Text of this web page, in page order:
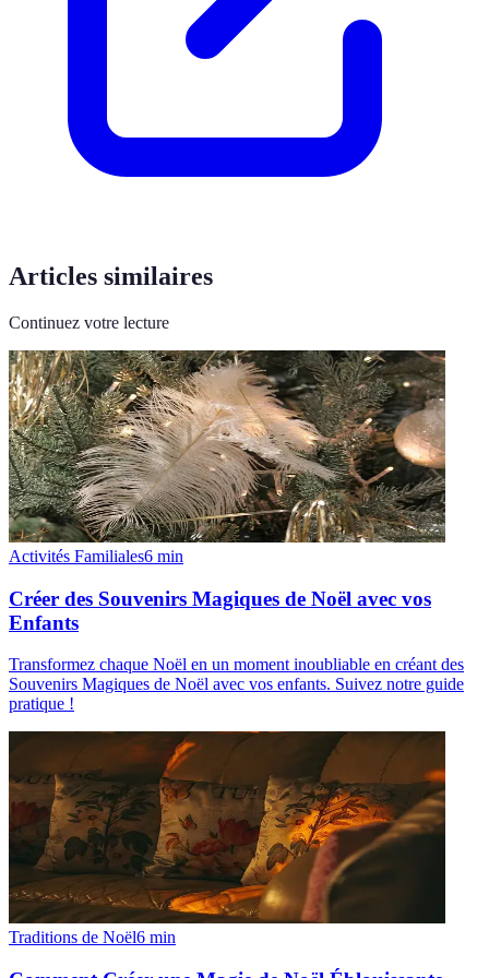
Articles similaires
Continuez votre lecture
Activités Familiales6 min
Créer des Souvenirs Magiques de Noël avec vos
Enfants
Transformez chaque Noël en un moment inoubliable en créant des
Souvenirs Magiques de Noël avec vos enfants. Suivez notre guide
pratique !
Traditions de Noël6 min